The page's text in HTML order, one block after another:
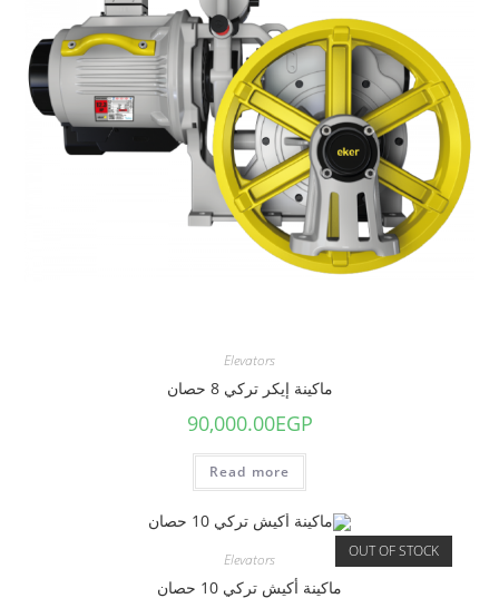
Elevators
ماكينة إيكر تركي 8 حصان
90,000.00EGP
Read more
OUT OF STOCK
Elevators
ماكينة أكيش تركي 10 حصان